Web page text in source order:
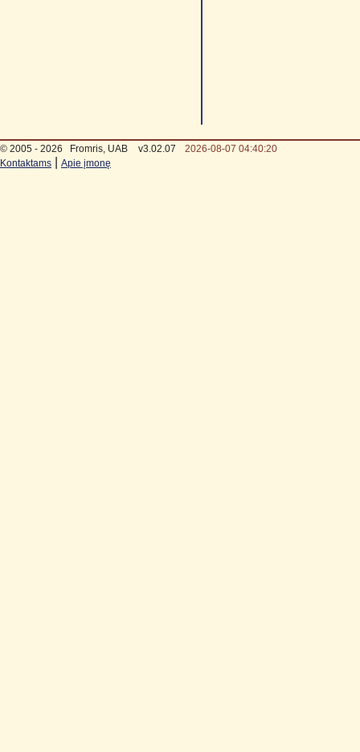
© 2005 - 2026 Fromris, UAB v3.02.07
2026-08-07 04:40:20
Kontaktams
Apie įmonę